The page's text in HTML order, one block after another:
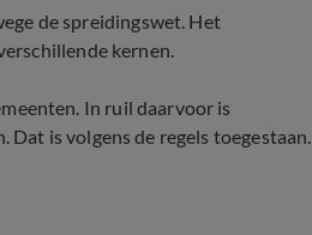
de spreidingswet. Het
kernen.
In ruil daarvoor is
is volgens de regels toegestaan.